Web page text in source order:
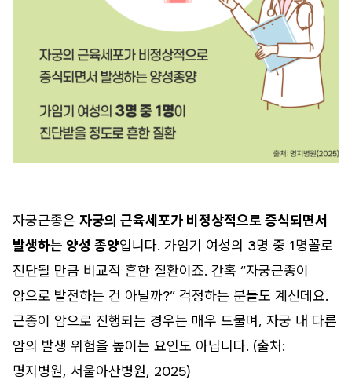
자궁근종은 자궁의 근육세포가 비정상적으로 증식되면서
발생하는 양성 종양입니다. 가임기 여성의 3명 중 1명꼴로
진단될 만큼 비교적 흔한 질환이죠. 간혹 “자궁근종이
암으로 발전하는 건 아닐까?” 걱정하는 분들도 계신데요.
근종이 암으로 진행되는 경우는 매우 드물며, 자궁 내 다른
암의 발생 위험을 높이는 요인도 아닙니다. (출처:
명지병원, 서울아산병원, 2025)